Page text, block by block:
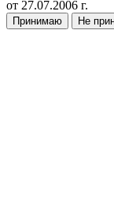
от 27.07.2006 г.
Принимаю Не